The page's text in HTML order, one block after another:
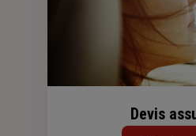
Devis